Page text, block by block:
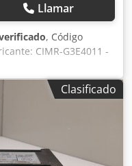
Llamar
, Código
CIMR-G3E4011 -
- Si está
revisión, consúltenos.
Clasificado